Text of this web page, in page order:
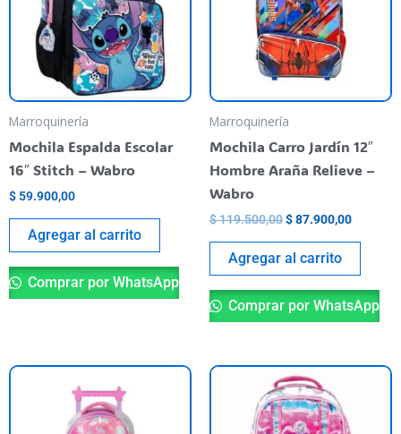
Marroquinería
Mochila Espalda Escolar
16″ Stitch – Wabro
$ 59.900,00
Agregar al carrito
Comprar por WhatsApp
Marroquinería
Mochila Carro Jardín 12″
Hombre Araña Relieve –
Wabro
$119.500,00$87.900,00
Agregar al carrito
Comprar por WhatsApp